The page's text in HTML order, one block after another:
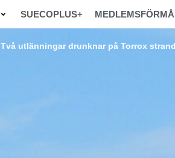
SUECOPLUS+
Två utlänningar drunknar på Torrox strand